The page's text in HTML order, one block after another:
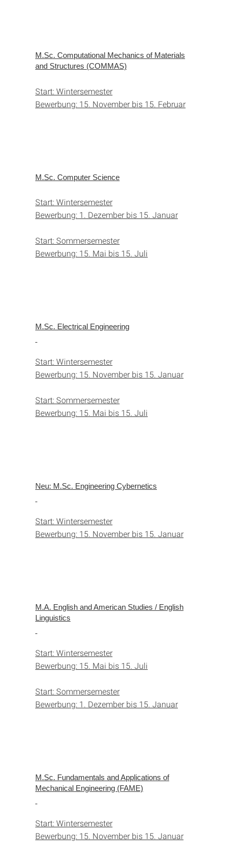
M.Sc. Computational Mechanics of Materials
and Structures (COMMAS)
Start: Wintersemester
Bewerbung: 15. November bis 15. Februar
M.Sc. Computer Science
Start: Wintersemester
Bewerbung: 1. Dezember bis 15. Januar
Start: Sommersemester
Bewerbung: 15. Mai bis 15. Juli
M.Sc. Electrical Engineering
Start: Wintersemester
Bewerbung: 15. November bis 15. Januar
Start: Sommersemester
Bewerbung: 15. Mai bis 15. Juli
Neu: M.Sc. Engineering Cybernetics
Start: Wintersemester
Bewerbung: 15. November bis 15. Januar
M.A. English and American Studies / English
Linguistics
Start: Wintersemester
Bewerbung: 15. Mai bis 15. Juli
Start: Sommersemester
Bewerbung: 1. Dezember bis 15. Januar
M.Sc. Fundamentals and Applications of
Mechanical Engineering (FAME)
Start: Wintersemester
Bewerbung: 15. November bis 15. Januar